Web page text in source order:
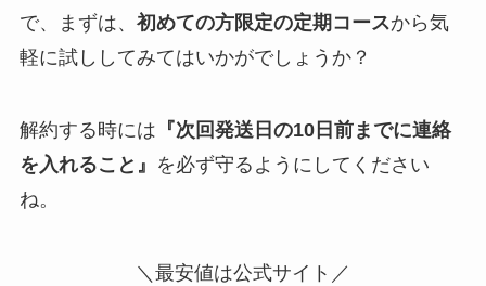
で、まずは、 初めての方限定の定期コースから気
軽に試ししてみてはいかがでしょうか？
解約する時には 『次回発送日の10日前までに連絡
を入れること』 を必ず守るようにしてください
ね。
＼最安値は公式サイト／